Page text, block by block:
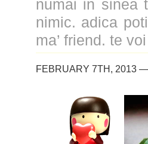
numai in sinea
nimic. adica
ma’ friend. te
FEBRUARY 7TH, 2013